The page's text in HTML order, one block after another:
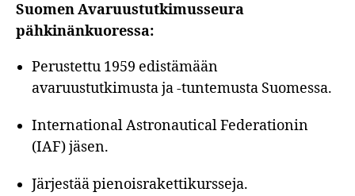
Suomen Avaruustutkimusseura
pähkinänkuoressa:
Perustettu 1959 edistämään
avaruustutkimusta ja -tuntemusta Suomessa.
International Astronautical Federationin
(IAF) jäsen.
Järjestää pienoisrakettikursseja.